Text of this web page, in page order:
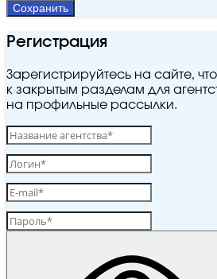
Сохранить
Регистрация
Зарегистрируйтесь на сайте,
к закрытым разделам для
на профильные рассылки.